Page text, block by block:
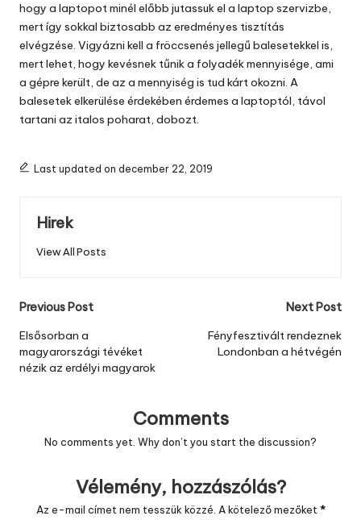
hogy a laptopot minél előbb jutassuk el a laptop szervizbe,
mert így sokkal biztosabb az eredményes tisztítás
elvégzése. Vigyázni kell a fröccsenés jellegű balesetekkel is,
mert lehet, hogy kevésnek tűnik a folyadék mennyisége, ami
a gépre került, de az a mennyiség is tud kárt okozni. A
balesetek elkerülése érdekében érdemes a laptoptól, távol
tartani az italos poharat, dobozt.
Last updated on december 22, 2019
Hirek
View All Posts
Post
navigation
Previous Post
Elsősorban a
magyarországi tévéket
nézik az erdélyi magyarok
Next Post
Fényfesztivált rendeznek
Londonban a hétvégén
Comments
No comments yet. Why don’t you start the discussion?
Vélemény, hozzászólás?
Az e-mail címet nem tesszük közzé. A kötelező mezőket*